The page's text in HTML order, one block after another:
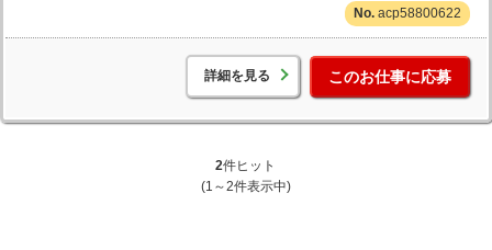
acp58800622
詳細を見る このお仕事に応募
2件ヒット
(1～2件表示中)